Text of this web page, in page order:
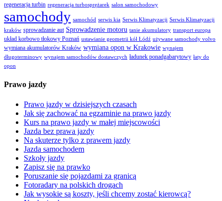
regeneracja turbin regeneracja turbosprężarek salon samochodowy
samochody samochód serwis kia Serwis Klimatyzacji Serwis Klimatyzacji
kraków sprowadzanie aut Sprowadzenie motoru tanie akumulatory transport europa
układ korbowo tłokowy Poznań ustawianie geometrii kół Łódź używane samochody volvo
wymiana akumulatorów Kraków wymiana opon w Krakowie wynajem
długoterminowy wynajem samochodów dostawczych ładunek ponadgabarytowy łaty do
opon
Prawo jazdy
Prawo jazdy w dzisiejszych czasach
Jak się zachować na egzaminie na prawo jazdy
Kurs na prawo jazdy w małej miejscowości
Jazda bez prawa jazdy
Na skuterze tylko z prawem jazdy
Jazda samochodem
Szkoły jazdy
Zapisz się na prawko
Poruszanie się pojazdami za granicą
Fotoradary na polskich drogach
Jak wysokie są koszty, jeśli chcemy zostać kierowcą?